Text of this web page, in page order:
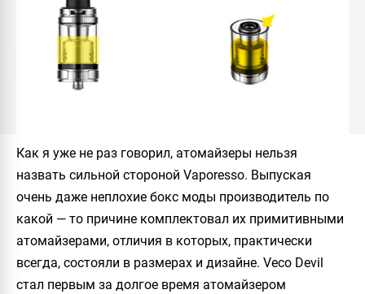
Как я уже не раз говорил, атомайзеры нельзя
назвать сильной стороной Vaporesso. Выпуская
очень даже неплохие бокс моды производитель по
какой — то причине комплектовал их примитивными
атомайзерами, отличия в которых, практически
всегда, состояли в размерах и дизайне. Veco Devil
стал первым за долгое время атомайзером